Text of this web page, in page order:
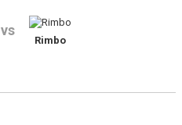
vs
Rimbo